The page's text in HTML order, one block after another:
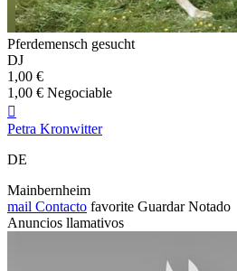
Pferdemensch gesucht
DJ
1,00 €
1,00 € Negociable

Petra Kronwitter
DE
Mainbernheim
mail Contacto favorite Guardar Notado
Anuncios llamativos